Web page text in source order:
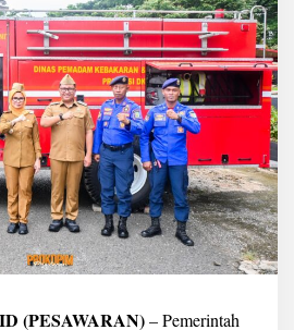
a
r
a
n
G
e
l
a
r
A
p
e
l
M
g (PESAWARAN)– Pemerintah